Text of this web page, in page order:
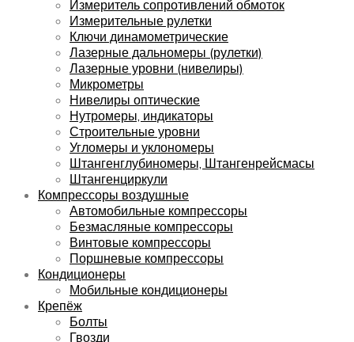
Измеритель сопротивлений обмоток
Измерительные рулетки
Ключи динамометрические
Лазерные дальномеры (рулетки)
Лазерные уровни (нивелиры)
Микрометры
Нивелиры оптические
Нутромеры, индикаторы
Строительные уровни
Угломеры и уклономеры
Штангенглубиномеры, Штангенрейсмасы
Штангенциркули
Компрессоры воздушные
Автомобильные компрессоры
Безмасляные компрессоры
Винтовые компрессоры
Поршневые компрессоры
Кондиционеры
Мобильные кондиционеры
Крепёж
Болты
Гвозди